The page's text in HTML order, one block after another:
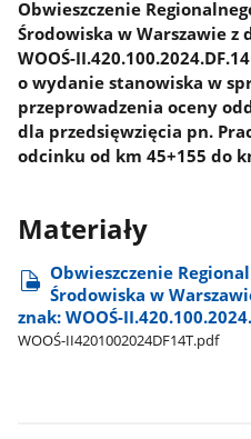
Obwieszczenie
Środowiska w Warszawie z
WOOŚ-
o wydanie stanowiska w
przeprowadzenia oceny
dla przedsięwzięcia pn.
odcinku od km 45+155 do
Materiały
Obwieszczenie
Środowiska w
znak: WOOŚ-
WOOŚ-II4201002024DF14T.pdf